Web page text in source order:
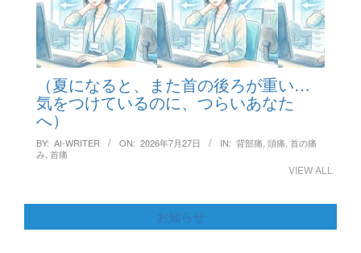
（夏になると、また首の後ろが重い…
気をつけているのに、つらいあなた
へ）
BY: AI-WRITER ON: 2026年7月27日 IN: 背部痛 頭痛 首の痛
み 首痛
VIEW ALL
お知らせ